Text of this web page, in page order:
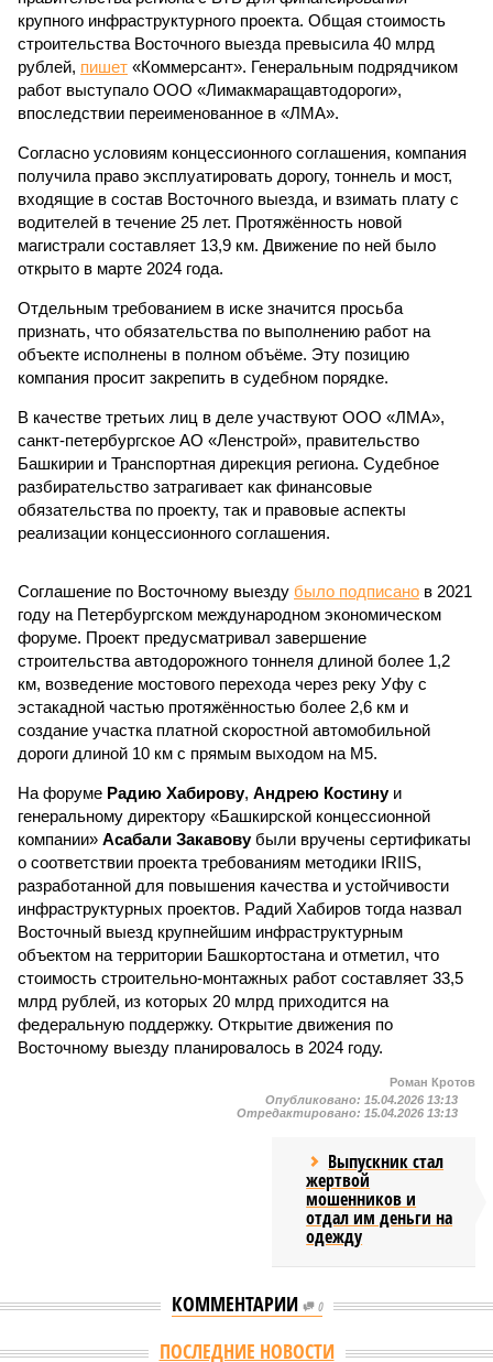
крупного инфраструктурного проекта. Общая стоимость
строительства Восточного выезда превысила 40 млрд
рублей, пишет «Коммерсант». Генеральным подрядчиком
работ выступало ООО «Лимакмаращавтодороги»,
впоследствии переименованное в «ЛМА».
Согласно условиям концессионного соглашения, компания
получила право эксплуатировать дорогу, тоннель и мост,
входящие в состав Восточного выезда, и взимать плату с
водителей в течение 25 лет. Протяжённость новой
магистрали составляет 13,9 км. Движение по ней было
открыто в марте 2024 года.
Отдельным требованием в иске значится просьба
признать, что обязательства по выполнению работ на
объекте исполнены в полном объёме. Эту позицию
компания просит закрепить в судебном порядке.
В качестве третьих лиц в деле участвуют ООО «ЛМА»,
санкт-петербургское АО «Ленстрой», правительство
Башкирии и Транспортная дирекция региона. Судебное
разбирательство затрагивает как финансовые
обязательства по проекту, так и правовые аспекты
реализации концессионного соглашения.
Соглашение по Восточному выезду было подписано в 2021
году на Петербургском международном экономическом
форуме. Проект предусматривал завершение
строительства автодорожного тоннеля длиной более 1,2
км, возведение мостового перехода через реку Уфу с
эстакадной частью протяжённостью более 2,6 км и
создание участка платной скоростной автомобильной
дороги длиной 10 км с прямым выходом на М5.
На форуме Радию Хабирову, Андрею Костинуи
генеральному директору «Башкирской концессионной
компании» Асабали Закавовубыли вручены сертификаты
о соответствии проекта требованиям методики IRIIS,
разработанной для повышения качества и устойчивости
инфраструктурных проектов. Радий Хабиров тогда назвал
Восточный выезд крупнейшим инфраструктурным
объектом на территории Башкортостана и отметил, что
стоимость строительно-монтажных работ составляет 33,5
млрд рублей, из которых 20 млрд приходится на
федеральную поддержку. Открытие движения по
Восточному выезду планировалось в 2024 году.
Роман Кротов
Опубликовано: 15.04.2026 13:13
Отредактировано: 15.04.2026 13:13
Выпускник стал
жертвой
мошенников и
отдал им деньги на
одежду
КОММЕНТАРИИ 0
Версия //Власть //Раскрыта выделенная на развитие промышленности